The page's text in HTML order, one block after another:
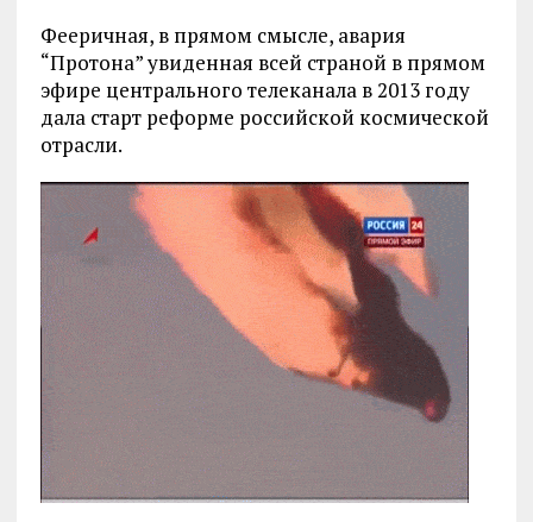
Фееричная, в прямом смысле, авария
“Протона” увиденная всей страной в прямом
эфире центрального телеканала в 2013 году
дала старт реформе российской космической
отрасли.